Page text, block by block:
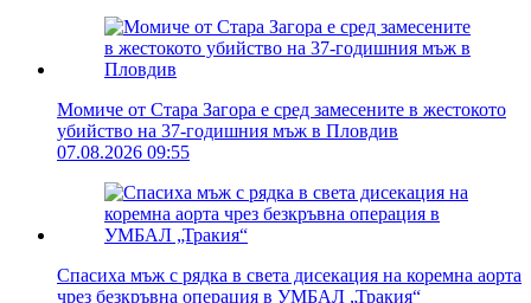
Момиче от Стара Загора е сред замесените в жестокото
убийство на 37-годишния мъж в Пловдив
07.08.2026 09:55
Спасиха мъж с рядка в света дисекация на коремна аорта
чрез безкръвна операция в УМБАЛ „Тракия“